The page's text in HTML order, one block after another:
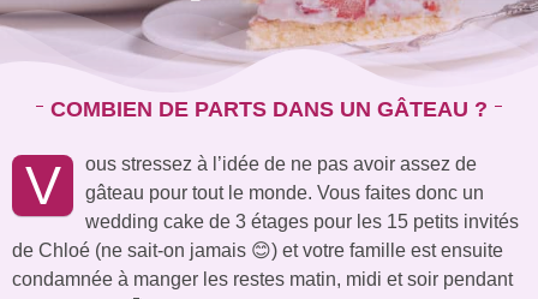
COMBIEN DE PARTS DANS UN GÂTEAU ?
V
ous stressez à l’idée de ne pas avoir assez de
gâteau pour tout le monde. Vous faites donc un
wedding cake de 3 étages pour les 15 petits invités
de Chloé (ne sait-on jamais 😊) et votre famille est ensuite
condamnée à manger les restes matin, midi et soir pendant